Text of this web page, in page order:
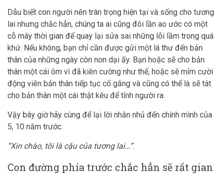
Dẫu biết con người nên trân trọng hiện tại và sống cho tương
lai nhưng chắc hẳn, chúng ta ai cũng đôi lần ao ước có một
cỗ máy thời gian để quay lại sửa sai những lỗi lầm trong quá
khứ. Nếu không, bạn chỉ cần được gửi một lá thư đến bản
thân của những ngày còn non dại ấy. Bạn hoặc sẽ cho bản
thân một cái ôm vì đã kiên cường như thế, hoặc sẽ mỉm cười
động viên bản thân tiếp tục cố gắng và cũng có thể là sẽ tát
cho bản thân một cái thật kêu để tỉnh người ra.
Vậy bây giờ hãy cùng để lại lời nhắn nhủ đến chính mình của
5, 10 năm trước.
“Xin chào, tôi là cậu của tương lai…”.
Con đường phía trước chắc hẳn sẽ rất gian